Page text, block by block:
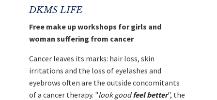
DKMS LIFE
Free make up workshops for girls and
woman suffering from cancer
Cancer leaves its marks: hair loss, skin
irritations and the loss of eyelashes and
eyebrows often are the outside concomitants
of a cancer therapy. "look goodfeel better", the